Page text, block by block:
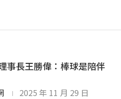
長王勝偉：棒球是陪伴
2025 年 11 月 29 日